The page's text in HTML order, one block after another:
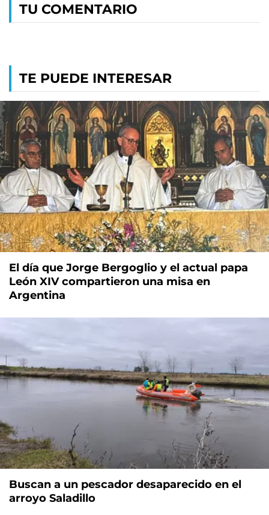
TU COMENTARIO
TE PUEDE INTERESAR
El día que Jorge Bergoglio y el actual papa
León XIV compartieron una misa en
Argentina
Buscan a un pescador desaparecido en el
arroyo Saladillo